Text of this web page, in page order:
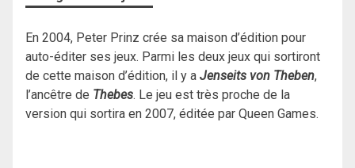
En 2004, Peter Prinz crée sa maison d’édition pour
auto-éditer ses jeux. Parmi les deux jeux qui sortiront
de cette maison d’édition, il y a Jenseits von Theben,
l’ancêtre de Thebes. Le jeu est très proche de la
version qui sortira en 2007, éditée par Queen Games.